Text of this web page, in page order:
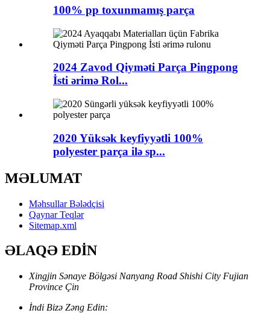
100% pp toxunmamış parça
2024 Zavod Qiyməti Parça Pingpong
İsti ərimə Rol...
2020 Yüksək keyfiyyətli 100%
polyester parça ilə sp...
MƏLUMAT
Məhsullar Bələdçisi
Qaynar Teqlər
Sitemap.xml
ƏLAQƏ EDİN
Xingjin Sənaye Bölgəsi Nanyang Road Shishi City Fujian
Province Çin
İndi Bizə Zəng Edin: